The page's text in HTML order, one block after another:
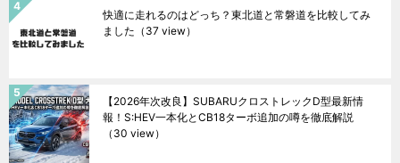
快適に走れるのはどっち？東北道と常磐道を比較してみ
ました （37 view）
【2026年次改良】SUBARUクロストレックD型最新情
報！S:HEV一本化とCB18ターボ追加の噂を徹底解説
（30 view）